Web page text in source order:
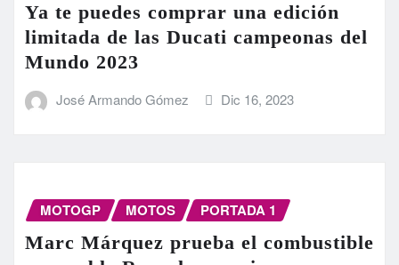
Ya te puedes comprar una edición
limitada de las Ducati campeonas del
Mundo 2023
José Armando Gómez Dic 16, 2023
MOTOGP MOTOS PORTADA 1
Marc Márquez prueba el combustible